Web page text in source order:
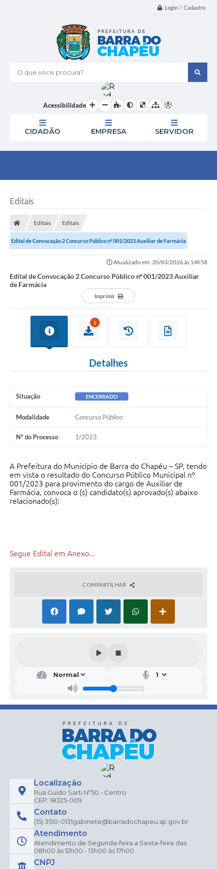
Login / Cadastro
O que voce procura?
Acessibilidade
CIDADÃO EMPRESA SERVIDOR
Editais
Editais Editais
Edital de Convocação 2 Concurso Público nº 001/2023 Auxiliar de Farmácia
Atualizado em: 20/03/2026 às 14h58
Edital de Convocação 2 Concurso Público nº 001/2023 Auxiliar
de Farmácia
Imprimir
1
Detalhes
Situação ENCERRADO
Modalidade Concurso Público
Nº do Processo 1/2023
A Prefeitura do Município de Barra do Chapéu – SP, tendo
em vista o resultado do Concurso Público Municipal nº
001/2023 para provimento do cargo de Auxiliar de
Farmácia, convoca o (s) candidato(s) aprovado(s) abaixo
relacionado(s):
Segue Edital em Anexo...
COMPARTILHAR
Localização
Rua Guido Sarti Nº50 - Centro
CEP: 18325-009
Contato
(15) 3510-0131gabinete@barradochapeu.sp.gov.br
Atendimento
Atendimento de Segunda-feira a Sexta-feira das
08h00 às 12h00 - 13h00 às 17h00
CNPJ